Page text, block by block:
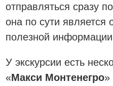
отправляться сразу
она по сути является
полезной
У экскурсии есть
«Макси Монтенегро»